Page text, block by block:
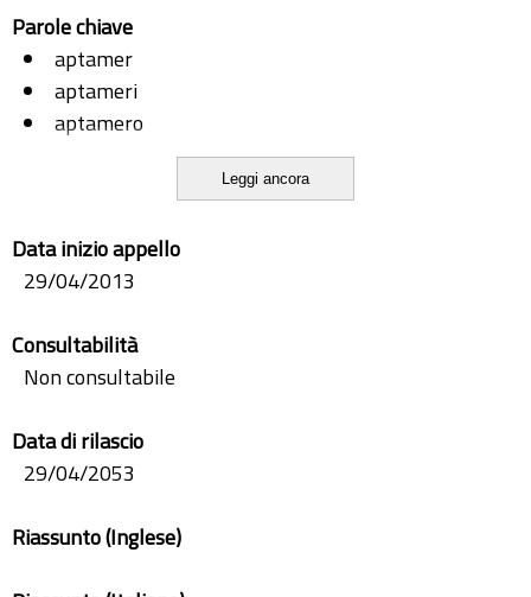
Parole chiave
aptamer
aptameri
aptamero
mieloperossidasi e processo SELEX
Leggi ancora
Data inizio appello
29/04/2013
Consultabilità
Non consultabile
Data di rilascio
29/04/2053
Riassunto (Inglese)